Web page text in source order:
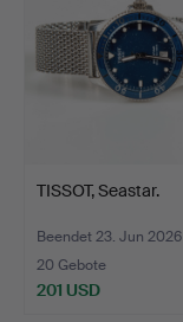
TISSOT, Seastar.
Beendet 23. Jun 2026
20 Gebote
201 USD